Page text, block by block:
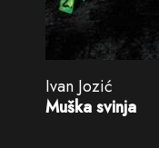
Ivan Jozić
Muška svinja